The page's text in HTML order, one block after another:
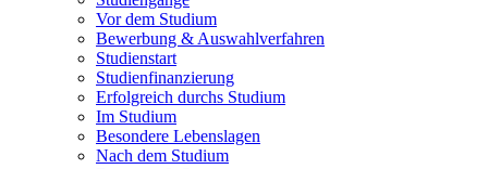
Vor dem Studium
Bewerbung & Auswahlverfahren
Studienstart
Studienfinanzierung
Erfolgreich durchs Studium
Im Studium
Besondere Lebenslagen
Nach dem Studium